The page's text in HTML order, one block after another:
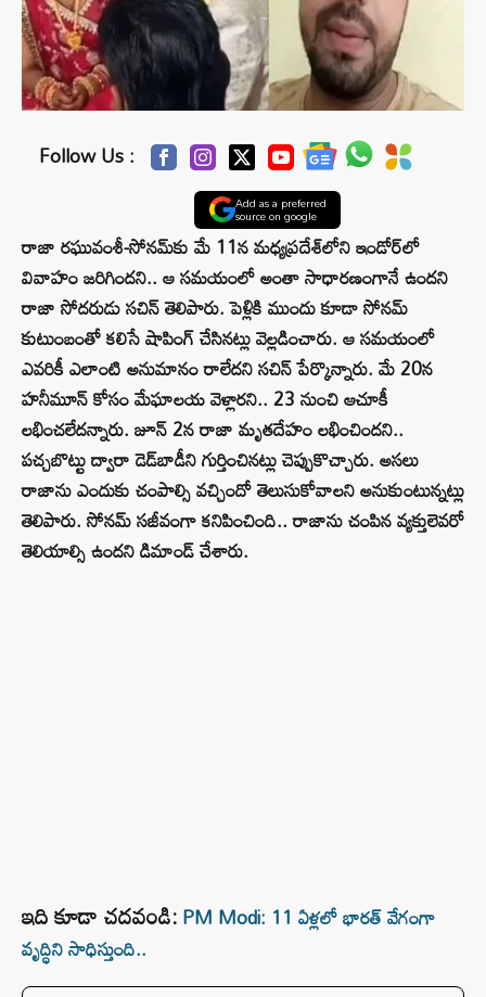
Follow Us :
Add as a preferred
source on google
రాజా రఘువంశీ-సోనమ్‌కు మే 11న మధ్యప్రదేశ్‌లోని ఇండోర్‌లో
వివాహం జరిగిందని.. ఆ సమయంలో అంతా సాధారణంగానే ఉందని
రాజా సోదరుడు సచిన్ తెలిపారు. పెళ్లికి ముందు కూడా సోనమ్
కుటుంబంతో కలిసే షాపింగ్ చేసినట్లు వెల్లడించారు. ఆ సమయంలో
ఎవరికీ ఎలాంటి అనుమానం రాలేదని సచిన్ పేర్కొన్నారు. మే 20న
హనీమూన్ కోసం మేఘాలయ వెళ్లారని.. 23 నుంచి ఆచూకీ
లభించలేదన్నారు. జూన్ 2న రాజా మృతదేహం లభించిందని..
పచ్చబొట్టు ద్వారా డెడ్‌బాడీని గుర్తించినట్లు చెప్పుకొచ్చారు. అసలు
రాజాను ఎందుకు చంపాల్సి వచ్చిందో తెలుసుకోవాలని అనుకుంటున్నట్లు
తెలిపారు. సోనమ్ సజీవంగా కనిపించింది.. రాజాను చంపిన వ్యక్తులెవరో
తెలియాల్సి ఉందని డిమాండ్ చేశారు.
ఇది కూడా చదవండి:PM Modi: 11 ఏళ్లలో భారత్ వేగంగా
వృద్ధిని సాధిస్తుంది..